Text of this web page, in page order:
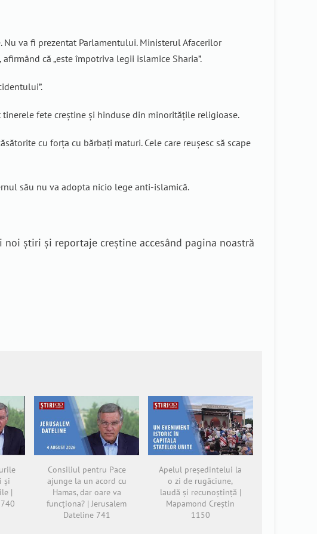
va fi prezentat Parlamentului. Ministerul Afacerilor
că „este împotriva legii islamice Sharia”.
fete creștine și hinduse din minoritățile religioase.
cu forța cu bărbați maturi. Cele care reușesc să scape
său nu va adopta nicio lege anti-islamică.
noi știri și reportaje creștine accesând pagina noastră
și
|
Consiliul pentru Pace
ajunge la un acord cu
Hamas, dar oare va
funcționa? | Jerusalem
Dateline 741
Apelul președintelui la
o zi de rugăciune,
laudă și recunoștință |
Mapamond Creștin
1150